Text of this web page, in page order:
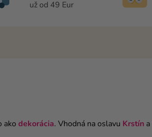
už od 49 Eur
ako dekorácia. Vhodná na oslavu Krstín a